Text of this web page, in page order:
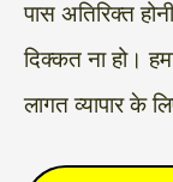
पास अतिरिक्त
दिक्कत ना हो।
लागत व्यापार के